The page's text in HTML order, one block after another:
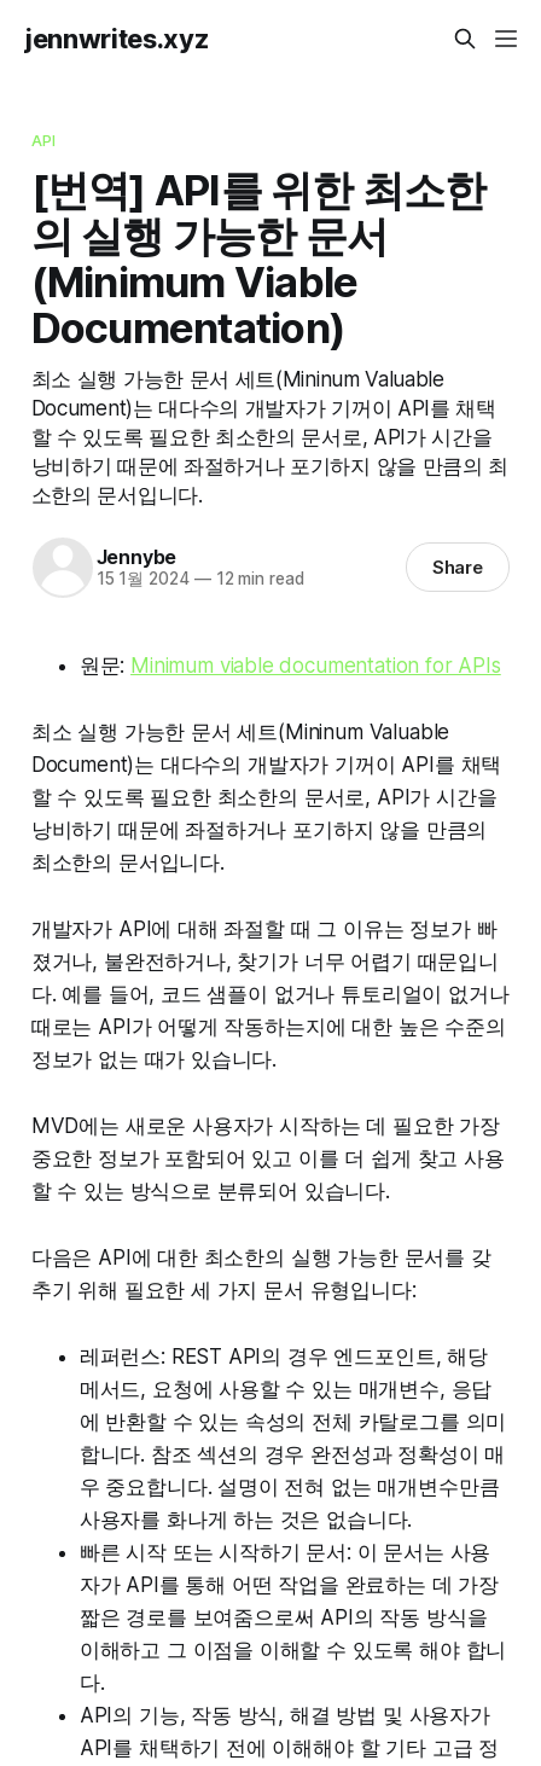
jennwrites.xyz
API
[번역] API를 위한 최소한
의 실행 가능한 문서
(Minimum Viable
Documentation)
최소 실행 가능한 문서 세트(Mininum Valuable
Document)는 대다수의 개발자가 기꺼이 API를 채택
할 수 있도록 필요한 최소한의 문서로, API가 시간을
낭비하기 때문에 좌절하거나 포기하지 않을 만큼의 최
소한의 문서입니다.
Jennybe
15 1월 2024 —12 min read Share
원문: Minimum viable documentation for APIs
최소 실행 가능한 문서 세트(Mininum Valuable
Document)는 대다수의 개발자가 기꺼이 API를 채택
할 수 있도록 필요한 최소한의 문서로, API가 시간을
낭비하기 때문에 좌절하거나 포기하지 않을 만큼의
최소한의 문서입니다.
개발자가 API에 대해 좌절할 때 그 이유는 정보가 빠
졌거나, 불완전하거나, 찾기가 너무 어렵기 때문입니
다. 예를 들어, 코드 샘플이 없거나 튜토리얼이 없거나
때로는 API가 어떻게 작동하는지에 대한 높은 수준의
정보가 없는 때가 있습니다.
MVD에는 새로운 사용자가 시작하는 데 필요한 가장
중요한 정보가 포함되어 있고 이를 더 쉽게 찾고 사용
할 수 있는 방식으로 분류되어 있습니다.
다음은 API에 대한 최소한의 실행 가능한 문서를 갖
추기 위해 필요한 세 가지 문서 유형입니다:
레퍼런스: REST API의 경우 엔드포인트, 해당
메서드, 요청에 사용할 수 있는 매개변수, 응답
에 반환할 수 있는 속성의 전체 카탈로그를 의미
합니다. 참조 섹션의 경우 완전성과 정확성이 매
우 중요합니다. 설명이 전혀 없는 매개변수만큼
사용자를 화나게 하는 것은 없습니다.
빠른 시작 또는 시작하기 문서: 이 문서는 사용
자가 API를 통해 어떤 작업을 완료하는 데 가장
짧은 경로를 보여줌으로써 API의 작동 방식을
이해하고 그 이점을 이해할 수 있도록 해야 합니
다.
API의 기능, 작동 방식, 해결 방법 및 사용자가
API를 채택하기 전에 이해해야 할 기타 고급 정